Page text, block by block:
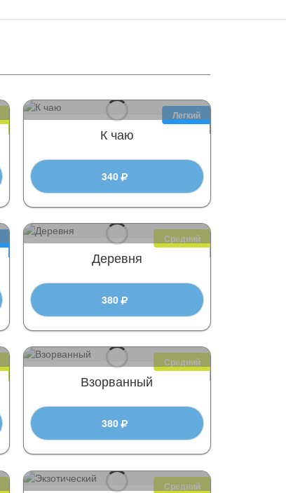
К чаю
340
Легкий
Деревня
380
Средний
Взорванный
380
Средний
Средний